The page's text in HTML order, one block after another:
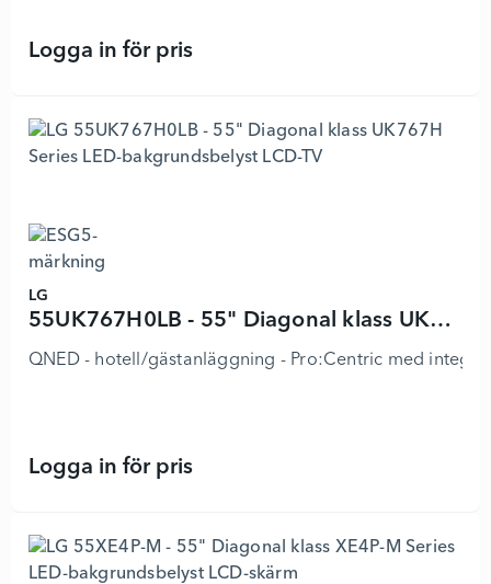
Logga in för pris75UH5Q-E - 75" Diagonal klass
LG
55UK767H0LB - 55" Diagonal klass UK767H Series LED-bakgrundsbelyst LCD-TV
QNED - hotell/gästanläggning - Pro:Centric med
Logga in för pris55UK767H0LB - 55" Diagonal